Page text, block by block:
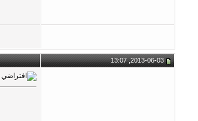
2013-06-03, 13:07